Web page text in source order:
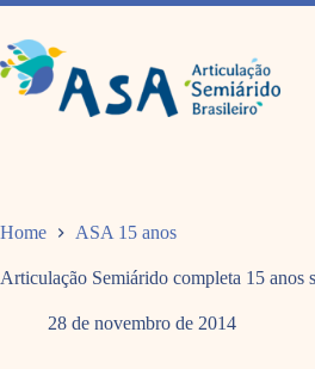
Pular
o
conteúdo
Home ASA 15 anos
Articulação Semiárido completa 15 anos
28 de novembro de 2014